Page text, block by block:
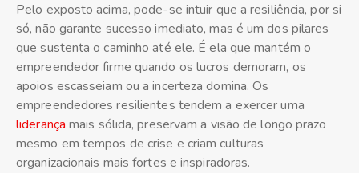
Pelo exposto acima, pode-se intuir que a resiliência, por si
só, não garante sucesso imediato, mas é um dos pilares
que sustenta o caminho até ele. É ela que mantém o
empreendedor firme quando os lucros demoram, os
apoios escasseiam ou a incerteza domina. Os
empreendedores resilientes tendem a exercer uma
liderança mais sólida, preservam a visão de longo prazo
mesmo em tempos de crise e criam culturas
organizacionais mais fortes e inspiradoras.